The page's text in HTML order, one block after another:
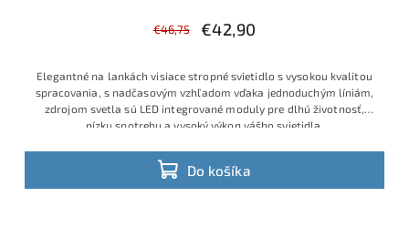
€46,75 €42,90
Do košíka
Elegantné na lankách visiace stropné svietidlo s vysokou kvalitou
spracovania, s nadčasovým vzhľadom vďaka jednoduchým líniám,
zdrojom svetla sú LED integrované moduly pre dlhú životnosť,
nízku spotrebu a vysoký výkon vášho svietidla.